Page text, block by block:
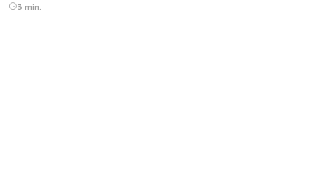
3 min.